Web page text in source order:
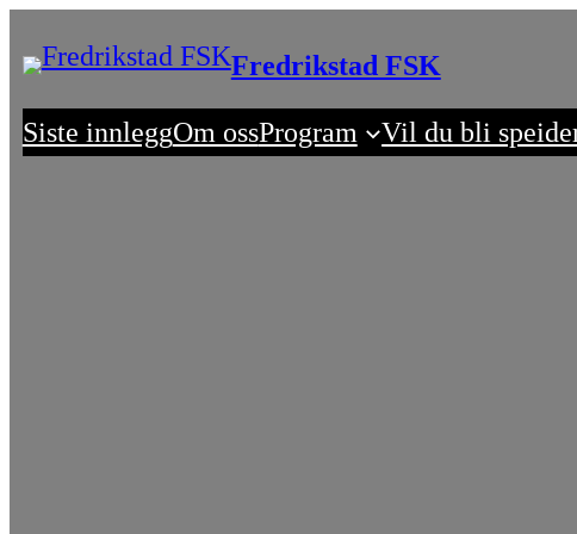
to
content
Fredrikstad FSK
Siste innleggOm ossProgram Vil du bli